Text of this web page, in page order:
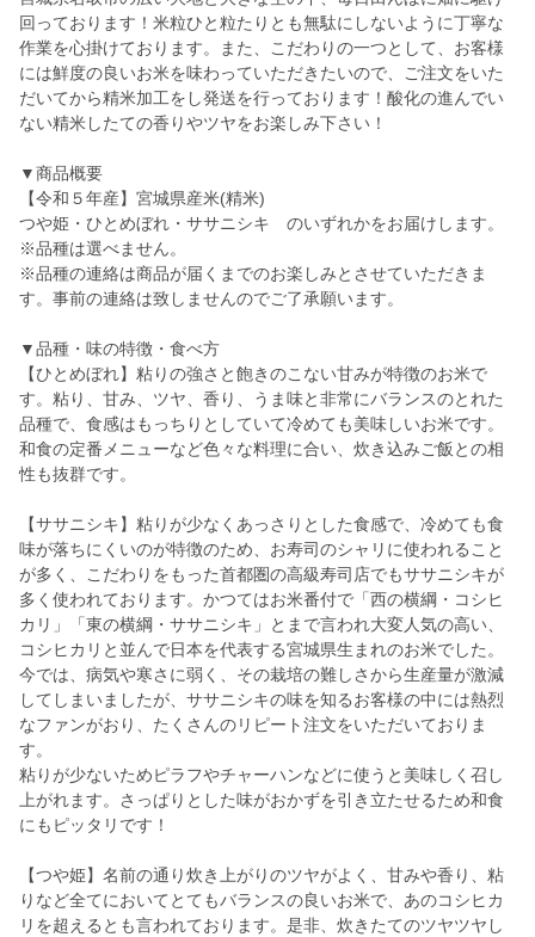
回っております！米粒ひと粒たりとも無駄にしないように丁寧な
作業を心掛けております。また、こだわりの一つとして、お客様
には鮮度の良いお米を味わっていただきたいので、ご注文をいた
だいてから精米加工をし発送を行っております！酸化の進んでい
ない精米したての香りやツヤをお楽しみ下さい！
▼商品概要
【令和５年産】宮城県産米(精米)
つや姫・ひとめぼれ・ササニシキ のいずれかをお届けします。
※品種は選べません。
※品種の連絡は商品が届くまでのお楽しみとさせていただきま
す。事前の連絡は致しませんのでご了承願います。
▼品種・味の特徴・食べ方
【ひとめぼれ】粘りの強さと飽きのこない甘みが特徴のお米で
す。粘り、甘み、ツヤ、香り、うま味と非常にバランスのとれた
品種で、食感はもっちりとしていて冷めても美味しいお米です。
和食の定番メニューなど色々な料理に合い、炊き込みご飯との相
性も抜群です。
【ササニシキ】粘りが少なくあっさりとした食感で、冷めても食
味が落ちにくいのが特徴のため、お寿司のシャリに使われること
が多く、こだわりをもった首都圏の高級寿司店でもササニシキが
多く使われております。かつてはお米番付で「西の横綱・コシヒ
カリ」「東の横綱・ササニシキ」とまで言われ大変人気の高い、
コシヒカリと並んで日本を代表する宮城県生まれのお米でした。
今では、病気や寒さに弱く、その栽培の難しさから生産量が激減
してしまいましたが、ササニシキの味を知るお客様の中には熱烈
なファンがおり、たくさんのリピート注文をいただいておりま
す。
粘りが少ないためピラフやチャーハンなどに使うと美味しく召し
上がれます。さっぱりとした味がおかずを引き立たせるため和食
にもピッタリです！
【つや姫】名前の通り炊き上がりのツヤがよく、甘みや香り、粘
りなど全てにおいてとてもバランスの良いお米で、あのコシヒカ
リを超えるとも言われております。是非、炊きたてのツヤツヤし